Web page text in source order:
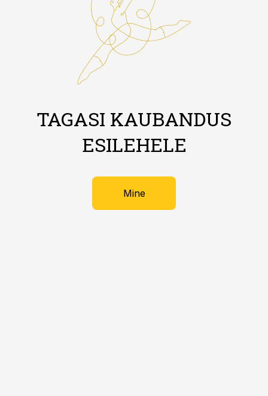
TAGASI KAUBANDUS
ESILEHELE
Mine